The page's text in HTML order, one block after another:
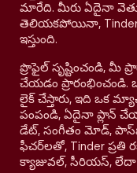
మారేది. మీరు ఏదైనా
తెలియకపోయినా, Tinder
ఇస్తుంది.
ప్రొఫైల్ సృష్టించండి,
చేయడం ప్రారంభించండి.
లైక్ చేస్తారు, ఇది ఒక
పంపండి, ఏదైనా ప్లాన్
డేట్, సంగీతం మోడ్,
ఫీచర్‌లతో, Tinder ప్రతి
క్యాజువల్, సీరియస్,